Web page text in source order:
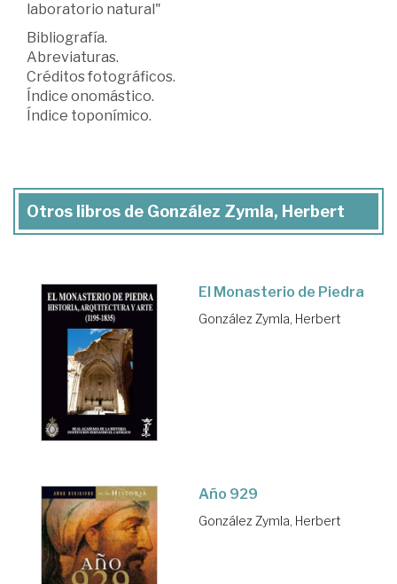
laboratorio natural"
Bibliografía.
Abreviaturas.
Créditos fotográficos.
Índice onomástico.
Índice toponímico.
Otros libros de González Zymla, Herbert
El Monasterio de Piedra
González Zymla, Herbert
Año 929
González Zymla, Herbert